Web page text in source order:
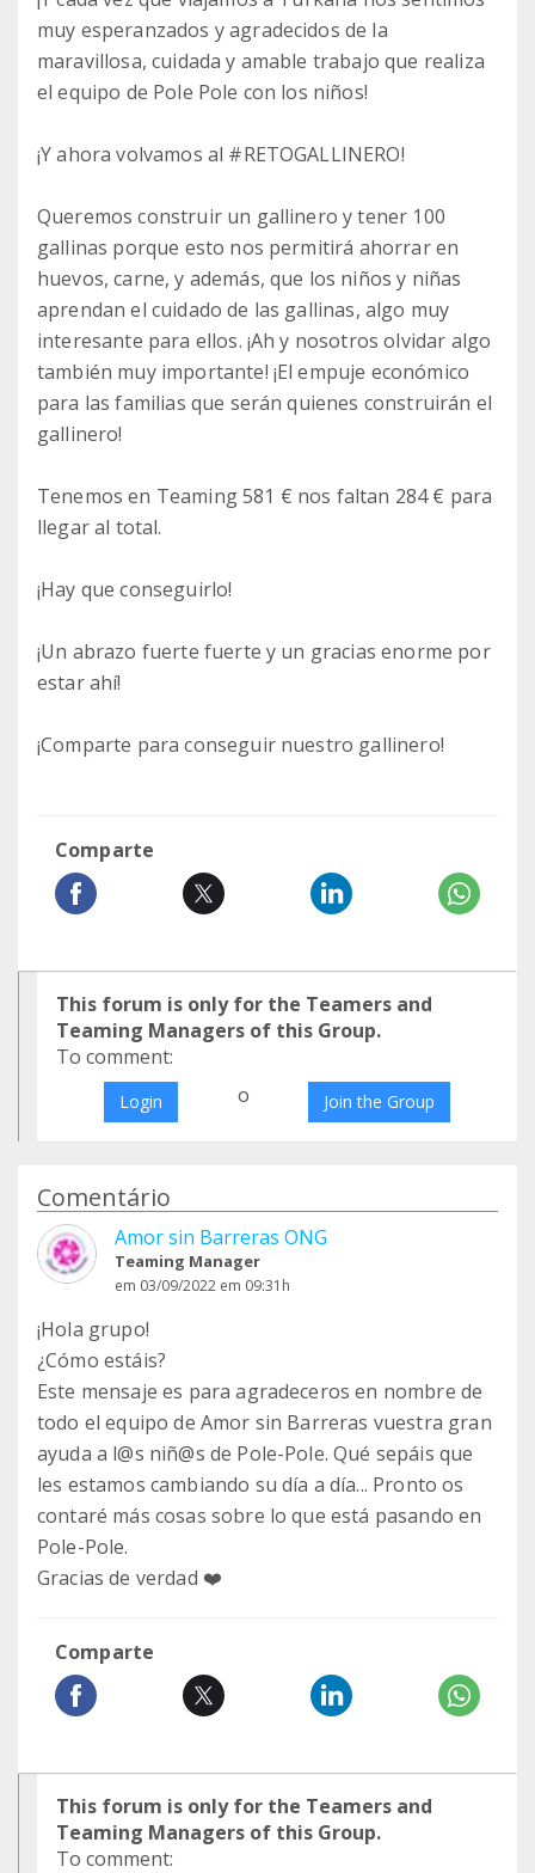
muy esperanzados y agradecidos de la
maravillosa, cuidada y amable trabajo que realiza
el equipo de Pole Pole con los niños!
¡Y ahora volvamos al #RETOGALLINERO!
Queremos construir un gallinero y tener 100
gallinas porque esto nos permitirá ahorrar en
huevos, carne, y además, que los niños y niñas
aprendan el cuidado de las gallinas, algo muy
interesante para ellos. ¡Ah y nosotros olvidar algo
también muy importante! ¡El empuje económico
para las familias que serán quienes construirán el
gallinero!
Tenemos en Teaming 581 € nos faltan 284 € para
llegar al total.
¡Hay que conseguirlo!
¡Un abrazo fuerte fuerte y un gracias enorme por
estar ahí!
¡Comparte para conseguir nuestro gallinero!
Comparte
This forum is only for the Teamers and
Teaming Managers of this Group.
To comment:
Login o Join the Group
Comentário
Amor sin Barreras ONG
Teaming Manager
em 03/09/2022 em 09:31h
¡Hola grupo!
¿Cómo estáis?
Este mensaje es para agradeceros en nombre de
todo el equipo de Amor sin Barreras vuestra gran
ayuda a l@s niñ@s de Pole-Pole. Qué sepáis que
les estamos cambiando su día a día... Pronto os
contaré más cosas sobre lo que está pasando en
Pole-Pole.
Gracias de verdad ❤️
Comparte
This forum is only for the Teamers and
Teaming Managers of this Group.
To comment: